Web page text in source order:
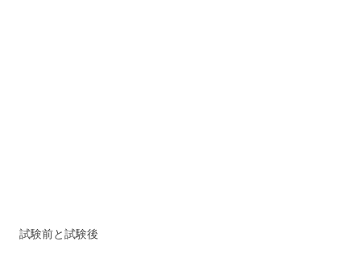
試験前と試験後